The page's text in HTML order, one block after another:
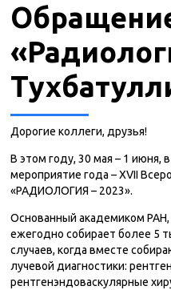
Дорогие коллеги, друзья!
В этом году, 30 мая – 1 июня,
мероприятие года – XVII
«РАДИОЛОГИЯ – 2023».
Основанный академиком
ежегодно собирает более 5
случаев, когда вместе
лучевой диагностики:
рентгенэндоваскулярные